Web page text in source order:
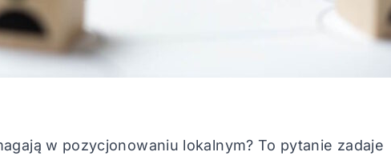
w pozycjonowaniu lokalnym? To pytanie zadaje